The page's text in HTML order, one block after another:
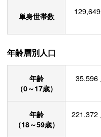
単身世帯数 129,649
年齢層別人口
年齢
（0～17歳）
35,596
年齢
（18～59歳）
221,372